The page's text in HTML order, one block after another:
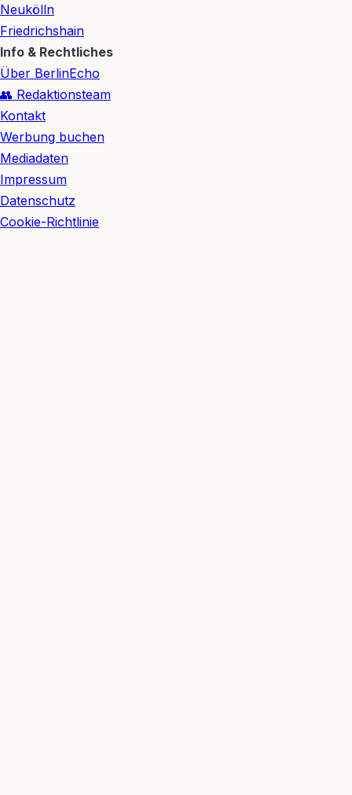
Neukölln
Friedrichshain
Info & Rechtliches
Über BerlinEcho
👥 Redaktionsteam
Kontakt
Werbung buchen
Mediadaten
Impressum
Datenschutz
Cookie-Richtlinie